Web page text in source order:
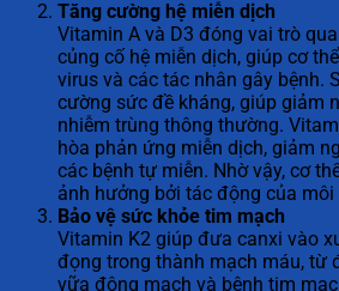
Tăng cường hệ miễn dịch
Vitamin A và D3 đóng vai trò
củng cố hệ miễn dịch, giúp cơ
virus và các tác nhân gây bệnh.
cường sức đề kháng, giúp giảm
nhiễm trùng thông thường.
hòa phản ứng miễn dịch, giảm
các bệnh tự miễn. Nhờ vậy, cơ
ảnh hưởng bởi tác động của
Bảo vệ sức khỏe tim mạch
Vitamin K2 giúp đưa canxi vào
đọng trong thành mạch máu, từ
vữa động mạch và bệnh tim